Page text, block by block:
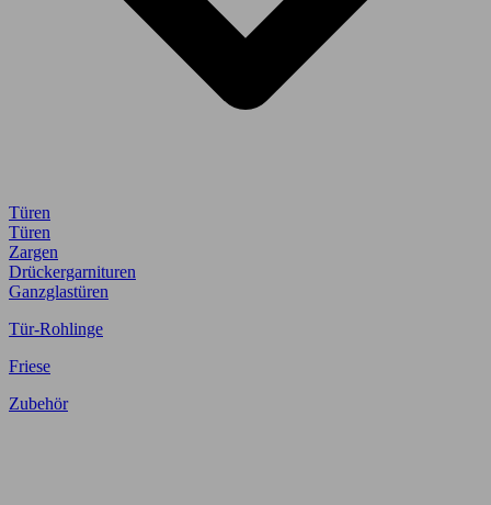
Türen
Türen
Zargen
Drückergarnituren
Ganzglastüren
Tür-Rohlinge
Friese
Zubehör